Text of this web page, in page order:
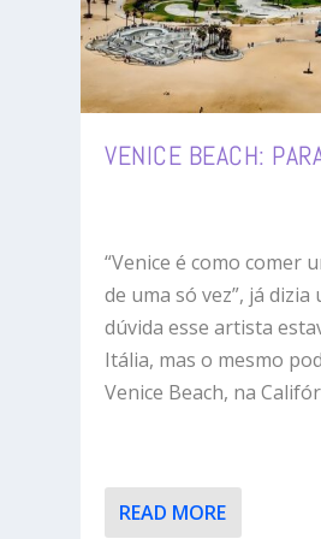
VENICE BEACH:
“Venice é como comer
de uma só vez”, já
dúvida esse artista
Itália, mas o mesmo
Venice Beach, na
READ MORE